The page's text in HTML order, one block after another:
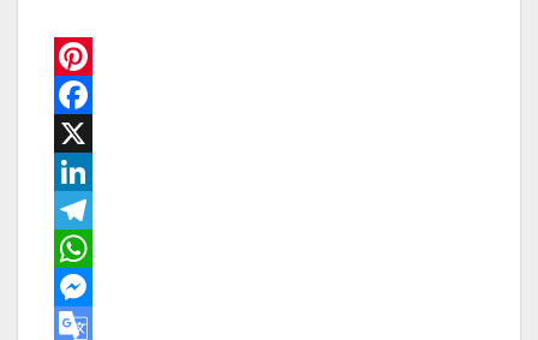
P
n
e
r
e
F
a
c
e
b
o
X
L
n
k
T
eW
hM